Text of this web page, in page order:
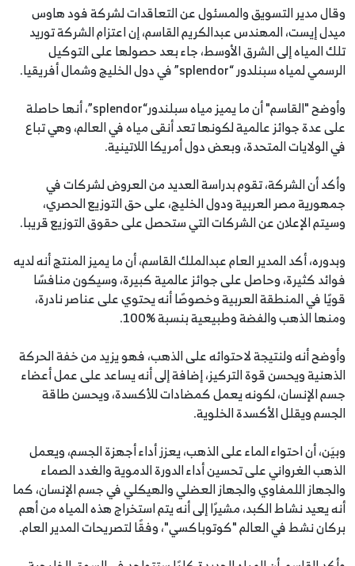
وقال مدير التسويق والمسئول عن التعاقدات لشركة فود هاوس
ميدل إيست، المهندس عبدالكريم القاسم، إن اعتزام الشركة توريد
تلك المياه إلى الشرق الأوسط، جاء بعد حصولها على التوكيل
الرسمي لمياه سبنلدور “splendor” في دول الخليج وشمال أفريقيا.
وأوضح "القاسم" أن ما يميز مياه سبلندور“splendor”، أنها حاصلة
على عدة جوائز عالمية لكونها تعد أنقى مياه في العالم، وهي تباع
في الولايات المتحدة، وبعض دول أمريكا اللاتينية.
وأكد أن الشركة، تقوم بدراسة العديد من العروض لشركات في
جمهورية مصر العربية ودول الخليج، على حق التوزيع الحصري،
وسيتم الإعلان عن الشركات التي ستحصل على حقوق التوزيع قريبا.
وبدوره، أكد المدير العام عبدالملك القاسم، أن ما يميز المنتج أنه لديه
فوائد كثيرة، وحاصل على جوائز عالمية كبيرة، وسيكون منافسًا
قويًا في المنطقة العربية وخصوصًا أنه يحتوي على عناصر نادرة،
ومنها الذهب والفضة وطبيعية بنسبة 100‎%‎.
وأوضح أنه ولنتيجة لاحتوائه على الذهب، فهو يزيد من خفة الحركة
الذهنية ويحسن قوة التركيز، إضافة إلى أنه يساعد على عمل أعضاء
جسم الإنسان، لكونه يعمل كمضادات للأكسدة، ويحسن طاقة
الجسم ويقلل الأكسدة الخلوية.
وبيَن، أن احتواء الماء على الذهب، يعزز أداء أجهزة الجسم، ويعمل
الذهب الغرواني على تحسين أداء الدورة الدموية والغدد الصماء
والجهاز اللمفاوي والجهاز العضلي والهيكلي في جسم الإنسان، كما
أنه يعيد نشاط الكبد، مشيرًا إلى أنه يتم استخراج هذه المياه من أهم
بركان نشط في العالم "كوتوباكسي"، وفقًا لتصريحات المدير العام.